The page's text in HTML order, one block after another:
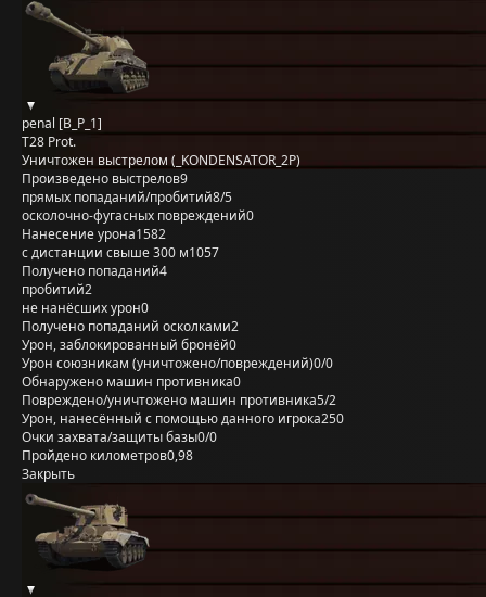
penal [B_P_1]
T28 Prot.
Уничтожен выстрелом (_KONDENSATOR_2P)
Произведено выстрелов9
прямых попаданий/пробитий8/5
осколочно-фугасных повреждений0
Нанесение урона1582
с дистанции свыше 300 м1057
Получено попаданий4
пробитий2
не нанёсших урон0
Получено попаданий осколками2
Урон, заблокированный бронёй0
Урон союзникам (уничтожено/повреждений)0/0
Обнаружено машин противника0
Повреждено/уничтожено машин противника5/2
Урон, нанесённый с помощью данного игрока250
Очки захвата/защиты базы0/0
Пройдено километров0,98
Закрыть